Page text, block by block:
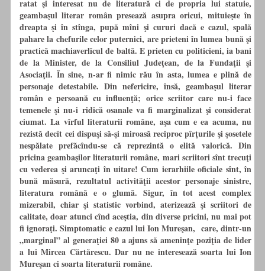
ratat şi interesat nu de literatură ci de propria lui statuie,
geambaşul literar român presează asupra oricui, mituieşte în
dreapta şi în stînga, pupă mîni şi cururi dacă e cazul, spală
pahare la chefurile celor puternici, are prieteni în lumea bună şi
practică machiaverlîcul de baltă. E prieten cu politicieni, ia bani
de la Minister, de la Consiliul Judeţean, de la Fundaţii şi
Asociaţii. În sine, n-ar fi nimic rău în asta, lumea e plină de
personaje detestabile. Din nefericire, însă, geambaşul literar
român e persoană cu influenţă; orice scriitor care nu-i face
temenele şi nu-i ridică osanale va fi marginalizat şi considerat
ciumat. La vîrful literaturii române, aşa cum e ea acuma, nu
rezistă decît cei dispuşi să-şi miroasă reciproc pîrţurile şi şosetele
nespălate prefăcîndu-se că reprezintă o elită valorică. Din
pricina geambaşilor literaturii române, mari scriitori sînt trecuţi
cu vederea şi aruncaţi în uitare! Cum ierarhiile oficiale sînt, în
bună măsură, rezultatul activităţii acestor personaje sinistre,
literatura română e o glumă. Sigur, în tot acest complex
mizerabil, chiar şi statistic vorbind, aterizează şi scriitori de
calitate, doar atunci cînd aceştia, din diverse pricini, nu mai pot
fi ignoraţi. Simptomatic e cazul lui Ion Mureşan, care, dintr-un
„marginal” al generaţiei 80 a ajuns să ameninţe poziţia de lider
a lui Mircea Cărtărescu. Dar nu ne interesează soarta lui Ion
Mureşan ci soarta literaturii române.